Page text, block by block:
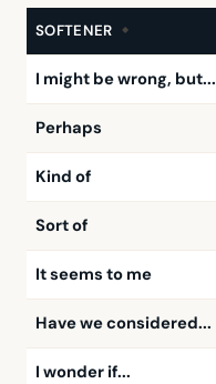
SOFTENER
I might be wrong, but...
Perhaps
Kind of
Sort of
It seems to me
Have we considered...
I wonder if...